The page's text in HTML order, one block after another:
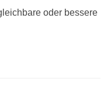
oder bessere